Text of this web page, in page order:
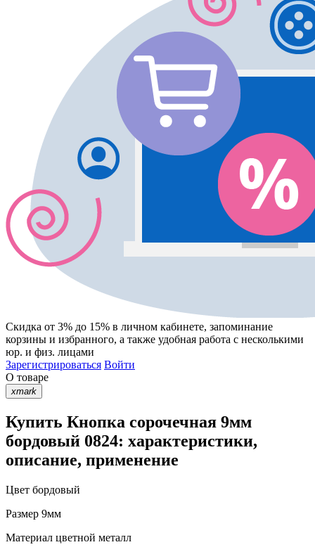
Скидка от 3% до 15% в личном кабинете, запоминание
корзины и избранного, а также удобная работа с несколькими
юр. и физ. лицами
Зарегистрироваться Войти
О товаре
xmark
Купить Кнопка сорочечная 9мм
бордовый 0824: характеристики,
описание, применение
Цвет бордовый
Размер 9мм
Материал цветной металл